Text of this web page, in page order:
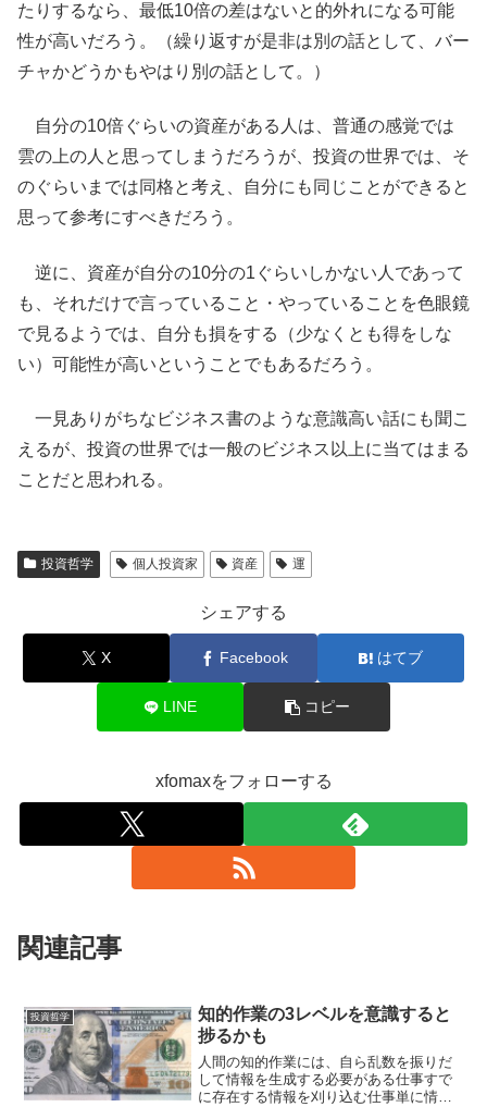
たりするなら、最低10倍の差はないと的外れになる可能
性が高いだろう。（繰り返すが是非は別の話として、バー
チャかどうかもやはり別の話として。）
自分の10倍ぐらいの資産がある人は、普通の感覚では
雲の上の人と思ってしまうだろうが、投資の世界では、そ
のぐらいまでは同格と考え、自分にも同じことができると
思って参考にすべきだろう。
逆に、資産が自分の10分の1ぐらいしかない人であって
も、それだけで言っていること・やっていることを色眼鏡
で見るようでは、自分も損をする（少なくとも得をしな
い）可能性が高いということでもあるだろう。
一見ありがちなビジネス書のような意識高い話にも聞こ
えるが、投資の世界では一般のビジネス以上に当てはまる
ことだと思われる。
投資哲学 個人投資家 資産 運
シェアする
X Facebook はてブ
LINE コピー
xfomaxをフォローする
関連記事
投資哲学
知的作業の3レベルを意識すると
捗るかも
人間の知的作業には、自ら乱数を振りだ
して情報を生成する必要がある仕事すで
に存在する情報を刈り込む仕事単に情報